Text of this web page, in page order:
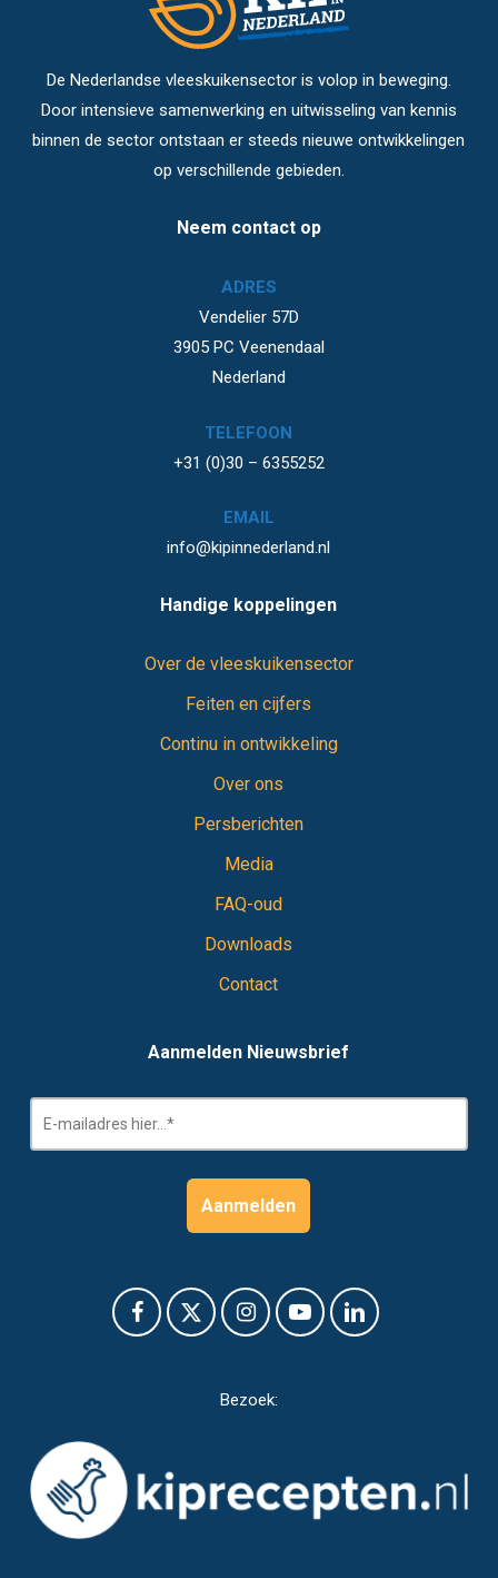
De Nederlandse vleeskuikensector is volop in beweging.
Door intensieve samenwerking en uitwisseling van kennis
binnen de sector ontstaan er steeds nieuwe ontwikkelingen
op verschillende gebieden.
Neem contact op
ADRES
Vendelier 57D
3905 PC Veenendaal
Nederland
TELEFOON
+31 (0)30 – 6355252
EMAIL
info@kipinnederland.nl
Handige koppelingen
Over de vleeskuikensector
Feiten en cijfers
Continu in ontwikkeling
Over ons
Persberichten
Media
FAQ-oud
Downloads
Contact
Aanmelden Nieuwsbrief
Bezoek: